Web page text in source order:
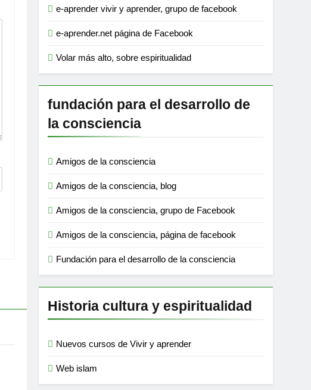
e-aprender vivir y aprender, grupo de facebook
e-aprender.net página de Facebook
Volar más alto, sobre espiritualidad
fundación para el desarrollo de
la consciencia
Amigos de la consciencia
Amigos de la consciencia, blog
Amigos de la consciencia, grupo de Facebook
Amigos de la consciencia, página de facebook
Fundación para el desarrollo de la consciencia
Historia cultura y espiritualidad
Nuevos cursos de Vivir y aprender
Web islam